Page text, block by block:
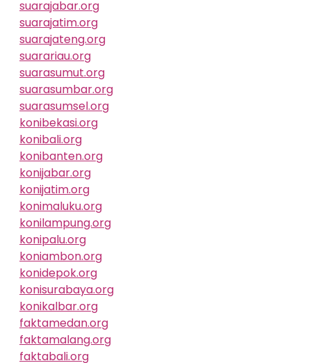
suarajabar.org
suarajatim.org
suarajateng.org
suarariau.org
suarasumut.org
suarasumbar.org
suarasumsel.org
konibekasi.org
konibali.org
konibanten.org
konijabar.org
konijatim.org
konimaluku.org
konilampung.org
konipalu.org
koniambon.org
konidepok.org
konisurabaya.org
konikalbar.org
faktamedan.org
faktamalang.org
faktabali.org